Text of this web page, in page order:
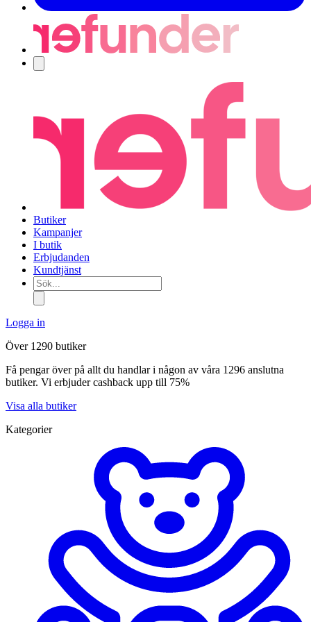
Butiker
Kampanjer
I butik
Erbjudanden
Kundtjänst
Sök...
Logga in
Över 1290 butiker
Få pengar över på allt du handlar i någon av våra 1296 anslutna
butiker. Vi erbjuder cashback upp till 75%
Visa alla butiker
Kategorier